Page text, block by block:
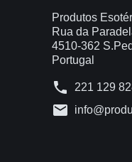
Produtos
Rua da
4510-362
Portugal
phone 221 129
mail